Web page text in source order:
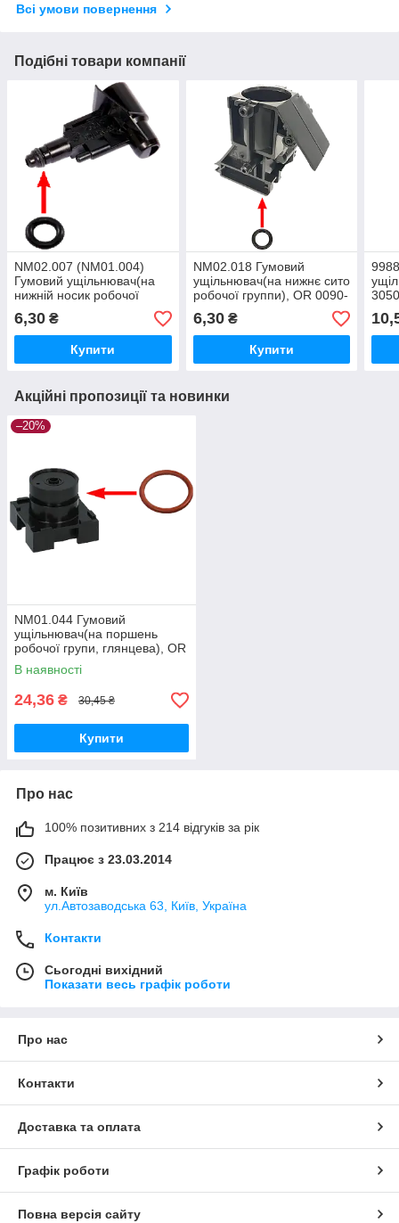
Всі умови повернення
Подібні товари компанії
NM02.007 (NM01.004)
Гумовий ущільнювач(на
нижній носик робочої
групи, чорні), OR 2025
6,30 ₴
Купити
NM02.018 Гумовий
ущільнювач(на нижнє сито
робочої группи), OR 0090-
25
6,30₴
Купити
Акційні пропозиції та новинки
–20%
NM01.044 Гумовий
ущільнювач(на поршень
робочої групи, глянцева), OR
0320-40
В наявності
24,36 ₴ 30,45 ₴
Купити
Про нас
100% позитивних з 214 відгуків за рік
Працює з 23.03.2014
м. Київ
ул.Автозаводська 63, Київ, Україна
Контакти
Сьогодні вихідний
Показати весь графік роботи
Про нас
Контакти
Доставка та оплата
Графік роботи
Повна версія сайту